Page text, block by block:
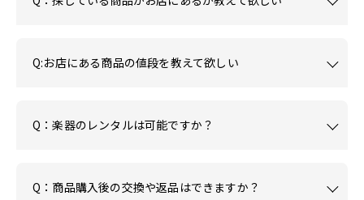
Q:お店にある商品の値段を教えて欲しい
Q：楽器のレンタルは可能ですか？
Q：商品購入後の交換や返品はできますか？